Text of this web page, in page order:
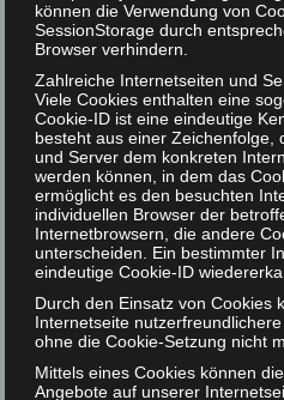
lautet dann schlicht:
Verwirklichung von
dient der Verwirklichung
ihren Interessen gemäßes
solche Welt wäre dann gewiß
eine Welt, in der viele andere
nicht mehr stattfinden.
Wenn man sich
Operation möglicherwesie
Chirurg an einem Tier geübt
Medikament mit Sicherheit
Tierversuch getestet wurde,
höchstwahrscheinlich auch
sich die Konsequenzfrage
daß man in einer völlig
können die Verwendung von
SessionStorage durch
Browser verhindern.
Zahlreiche Internetseiten und
Viele Cookies enthalten eine
Cookie-ID ist eine eindeutige
besteht aus einer Zeichenfolge,
und Server dem konkreten
werden können, in dem das
ermöglicht es den besuchten
individuellen Browser der
Internetbrowsern, die andere
unterscheiden. Ein bestimmter
eindeutige Cookie-ID
Durch den Einsatz von Cookies
Internetseite
ohne die Cookie-Setzung nicht
Mittels eines Cookies können
Angebote auf unserer